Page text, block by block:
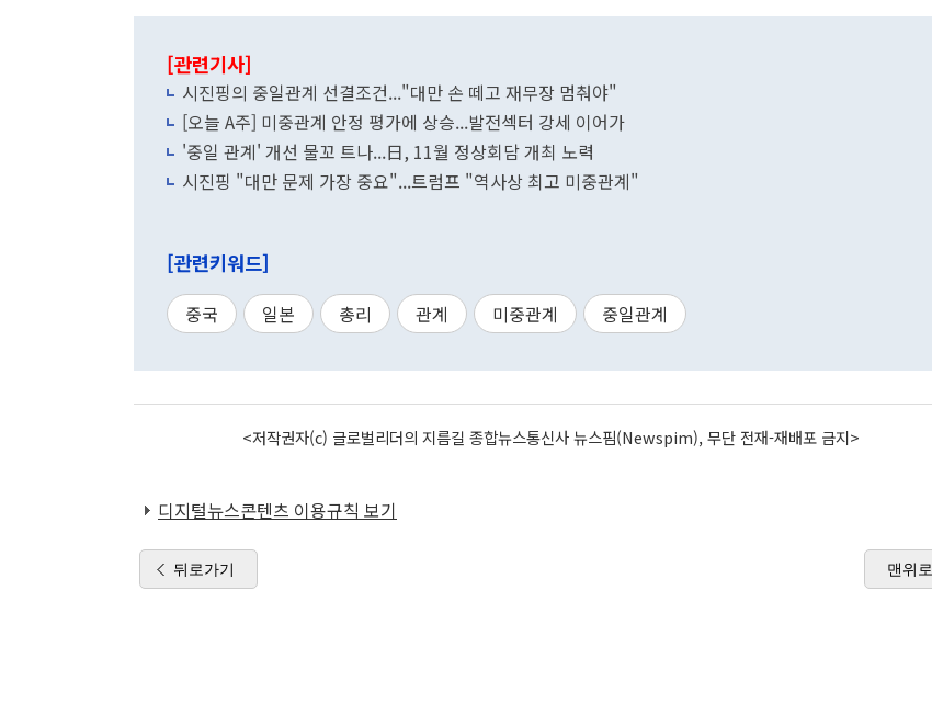
[관련기사]
시진핑의 중일관계 선결조건..."대만 손 떼고 재무장 멈춰야"
[오늘 A주] 미중관계 안정 평가에 상승...발전섹터 강세 이어가
'중일 관계' 개선 물꼬 트나...日, 11월 정상회담 개최 노력
시진핑 "대만 문제 가장 중요"...트럼프 "역사상 최고 미중관계"
[관련키워드]
중국 일본 총리 관계 미중관계 중일관계
<저작권자(c) 글로벌리더의 지름길 종합뉴스통신사 뉴스핌(Newspim), 무단 전재-재배포 금지>
디지털뉴스콘텐츠 이용규칙 보기
뒤로가기 맨위로